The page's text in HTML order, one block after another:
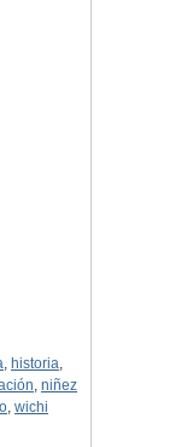
, historia,
, niñez
, wichi